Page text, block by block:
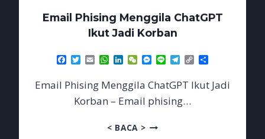
Email Phising Menggila ChatGPT
Ikut Jadi Korban
Facebook
TwitterEmailWhatsApp
LinkedIn
WeChatMessenger
Line Telegram
Copy
Link
Email Phising Menggila ChatGPT Ikut Jadi
Korban – Email phising…
< BACA >EMAIL